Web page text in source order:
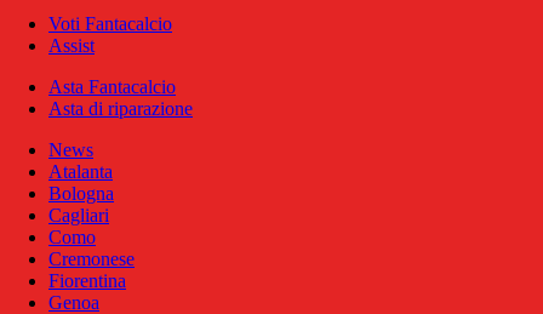
Voti Fantacalcio
Assist
Asta Fantacalcio
Asta di riparazione
News
Atalanta
Bologna
Cagliari
Como
Cremonese
Fiorentina
Genoa